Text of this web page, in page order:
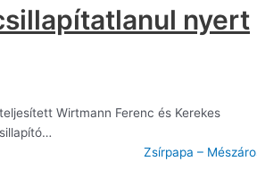
nyert
Wirtmann Ferenc és Kerekes